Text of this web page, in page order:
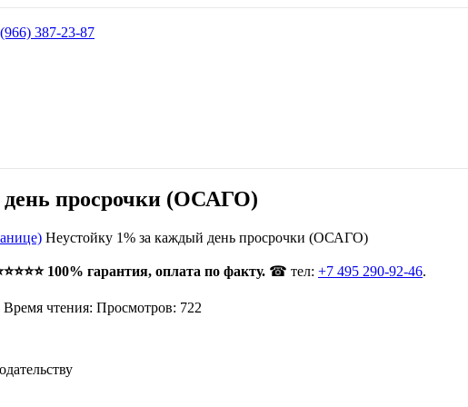
387-23-87
просрочки (ОСАГО)
Неустойку 1% за каждый день просрочки (ОСАГО)
100% гарантия, оплата по факту. ☎ тел: +7 495 290-92-46.
Время чтения: Просмотров: 722